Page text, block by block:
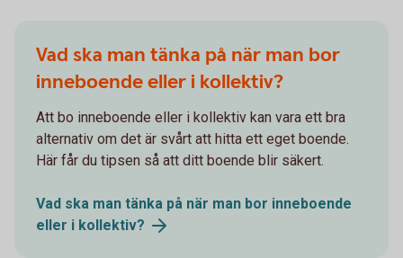
Vad ska man tänka på när man bor
inneboende eller i kollektiv?
Att bo inneboende eller i kollektiv kan vara ett bra
alternativ om det är svårt att hitta ett eget boende.
Här får du tipsen så att ditt boende blir säkert.
Vad ska man tänka på när man bor inneboende
eller i kollektiv?